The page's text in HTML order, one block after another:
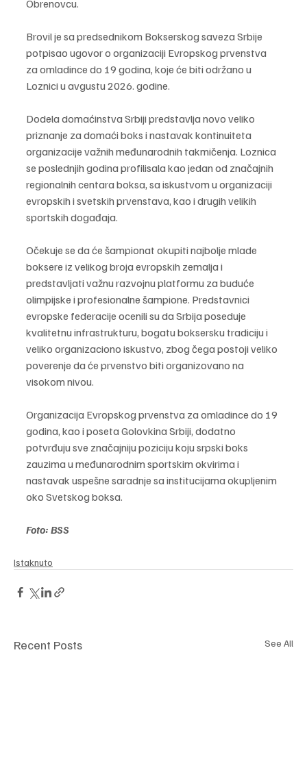
Obrenovcu.
Brovil je sa predsednikom Bokserskog saveza Srbije
potpisao ugovor o organizaciji Evropskog prvenstva
za omladince do 19 godina, koje će biti održano u
Loznici u avgustu 2026. godine.
Dodela domaćinstva Srbiji predstavlja novo veliko
priznanje za domaći boks i nastavak kontinuiteta
organizacije važnih međunarodnih takmičenja. Loznica
se poslednjih godina profilisala kao jedan od značajnih
regionalnih centara boksa, sa iskustvom u organizaciji
evropskih i svetskih prvenstava, kao i drugih velikih
sportskih događaja.
Očekuje se da će šampionat okupiti najbolje mlade
boksere iz velikog broja evropskih zemalja i
predstavljati važnu razvojnu platformu za buduće
olimpijske i profesionalne šampione. Predstavnici
evropske federacije ocenili su da Srbija poseduje
kvalitetnu infrastrukturu, bogatu boksersku tradiciju i
veliko organizaciono iskustvo, zbog čega postoji veliko
poverenje da će prvenstvo biti organizovano na
visokom nivou.
Organizacija Evropskog prvenstva za omladince do 19
godina, kao i poseta Golovkina Srbiji, dodatno
potvrđuju sve značajniju poziciju koju srpski boks
zauzima u međunarodnim sportskim okvirima i
nastavak uspešne saradnje sa institucijama okupljenim
oko Svetskog boksa.
Foto: BSS
Istaknuto
Recent Posts See All